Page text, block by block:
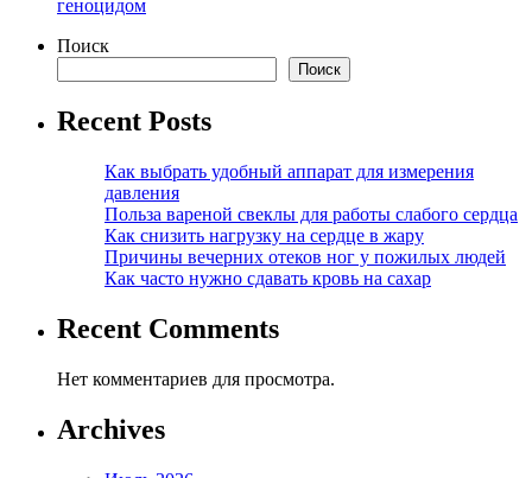
геноцидом
Поиск
Поиск
Recent Posts
Как выбрать удобный аппарат для измерения
давления
Польза вареной свеклы для работы слабого сердца
Как снизить нагрузку на сердце в жару
Причины вечерних отеков ног у пожилых людей
Как часто нужно сдавать кровь на сахар
Recent Comments
Нет комментариев для просмотра.
Archives